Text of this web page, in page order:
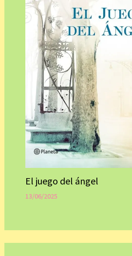
El juego del ángel
13/06/2025